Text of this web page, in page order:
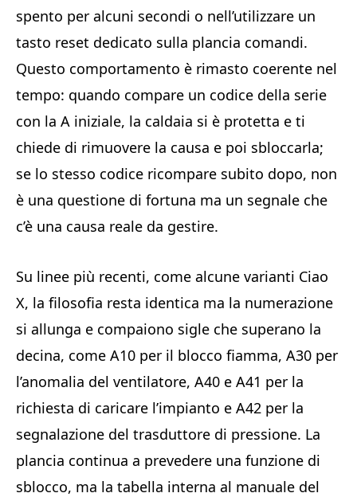
spento per alcuni secondi o nell’utilizzare un
tasto reset dedicato sulla plancia comandi.
Questo comportamento è rimasto coerente nel
tempo: quando compare un codice della serie
con la A iniziale, la caldaia si è protetta e ti
chiede di rimuovere la causa e poi sbloccarla;
se lo stesso codice ricompare subito dopo, non
è una questione di fortuna ma un segnale che
c’è una causa reale da gestire.
Su linee più recenti, come alcune varianti Ciao
X, la filosofia resta identica ma la numerazione
si allunga e compaiono sigle che superano la
decina, come A10 per il blocco fiamma, A30 per
l’anomalia del ventilatore, A40 e A41 per la
richiesta di caricare l’impianto e A42 per la
segnalazione del trasduttore di pressione. La
plancia continua a prevedere una funzione di
sblocco, ma la tabella interna al manuale del